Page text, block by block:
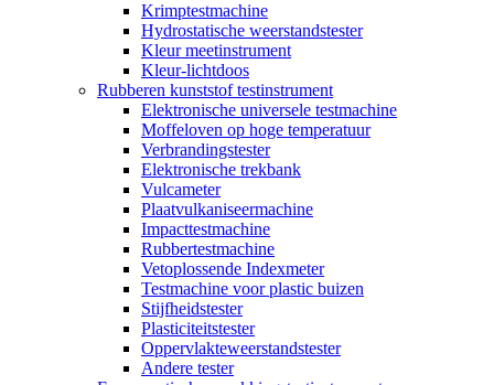
Krimptestmachine
Hydrostatische weerstandstester
Kleur meetinstrument
Kleur-lichtdoos
Rubberen kunststof testinstrument
Elektronische universele testmachine
Moffeloven op hoge temperatuur
Verbrandingstester
Elektronische trekbank
Vulcameter
Plaatvulkaniseermachine
Impacttestmachine
Rubbertestmachine
Vetoplossende Indexmeter
Testmachine voor plastic buizen
Stijfheidstester
Plasticiteitstester
Oppervlakteweerstandstester
Andere tester